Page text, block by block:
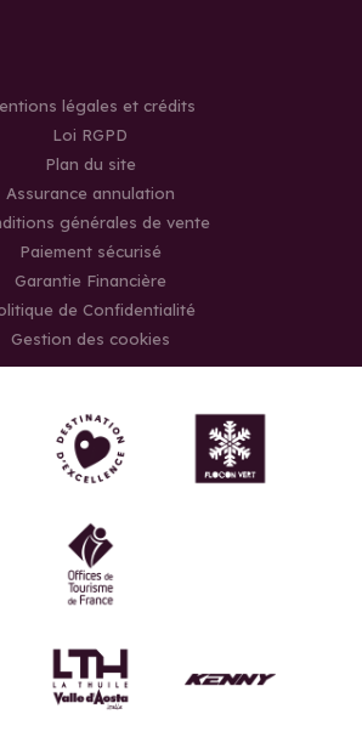
légales et crédits
Loi RGPD
Plan du site
Assurance annulation
générales de vente
Paiement sécurisé
Garantie Financière
de Confidentialité
Gestion des cookies